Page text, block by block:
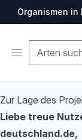
Organismen
Open menu
Zur Lage des
Liebe treue
deutschland.de,